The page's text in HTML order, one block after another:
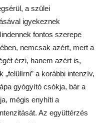
a szülei
igyekeznek
fontos szerepe
nemcsak azért, mert a
érzi, hanem azért is,
a korábbi intenzív,
gyógyító csókja, bár a
mégis enyhíti a
Az együttérzés